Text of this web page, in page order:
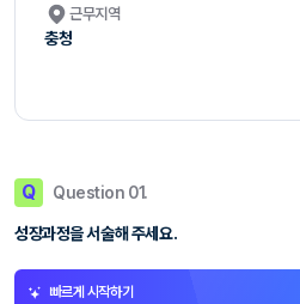
근무지역
충청
Q Question 01.
성장과정을 서술해 주세요.
빠르게 시작하기